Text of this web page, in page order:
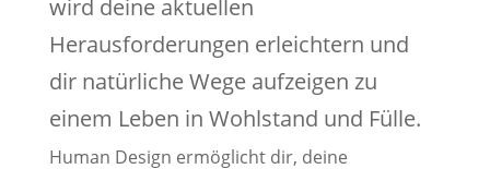
wird deine aktuellen
Herausforderungen erleichtern und
dir natürliche Wege aufzeigen zu
einem Leben in Wohlstand und Fülle.
Human Design ermöglicht dir, deine